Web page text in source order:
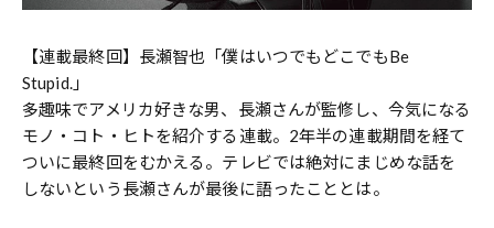
【連載最終回】長瀬智也「僕はいつでもどこでもBe
Stupid.」
多趣味でアメリカ好きな男、長瀬さんが監修し、今気になる
モノ・コト・ヒトを紹介する連載。2年半の連載期間を経て
ついに最終回をむかえる。テレビでは絶対にまじめな話を
しないという長瀬さんが最後に語ったこととは。